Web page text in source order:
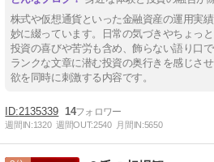
株式や仮想通貨といった金融資産の運用実
妙に綴っています。日常の気づきやちょっ
投資の喜びや苦労も含め、飾らない語り口
ランクな文章に潜む投資の奥行きを感じさ
欲を同時に刺激する内容です。
2135339 14
週間IN:1320 週間OUT:2540 月間IN:5650